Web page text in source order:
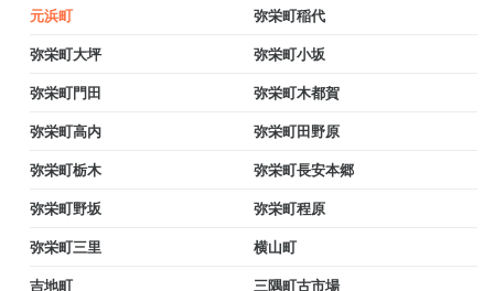
元浜町 弥栄町稲代
弥栄町大坪 弥栄町小坂
弥栄町門田 弥栄町木都賀
弥栄町高内 弥栄町田野原
弥栄町栃木 弥栄町長安本郷
弥栄町野坂 弥栄町程原
弥栄町三里 横山町
吉地町 三隅町古市場